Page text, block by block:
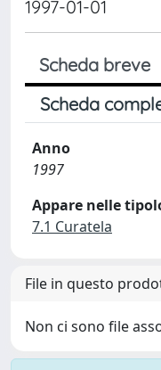
1997-01-01
Scheda breve
Scheda
Anno
1997
Appare nelle
7.1 Curatela
File in questo
Non ci sono file